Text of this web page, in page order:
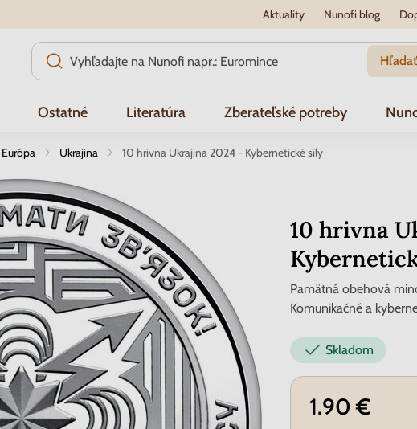
Aktuality Nunofi blog
Hľadať
Ostatné Literatúra Zberateľské potreby
Európa Ukrajina 10 hrivna Ukrajina 2024 - Kybernetické sily
10 hrivna
Pamätná obehová
Komunikačné a
Skladom
1.90 €